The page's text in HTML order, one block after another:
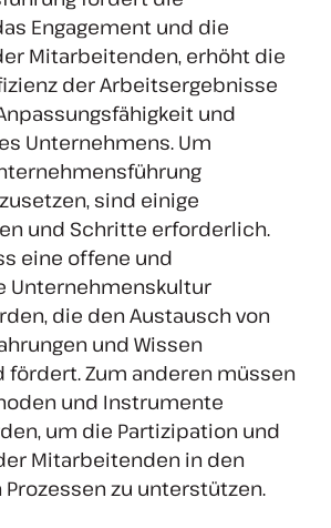
Engagement und die
Mitarbeitenden, erhöht die
der Arbeitsergebnisse
und
Unternehmens. Um
sind einige
und Schritte erforderlich.
eine offene und
Unternehmenskultur
die den Austausch von
und Wissen
Zum anderen müssen
und Instrumente
um die Partizipation und
Mitarbeitenden in den
zu unterstützen.